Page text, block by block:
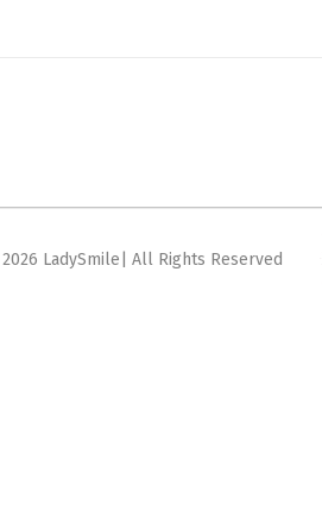
2026 LadySmile| All Rights Reserved